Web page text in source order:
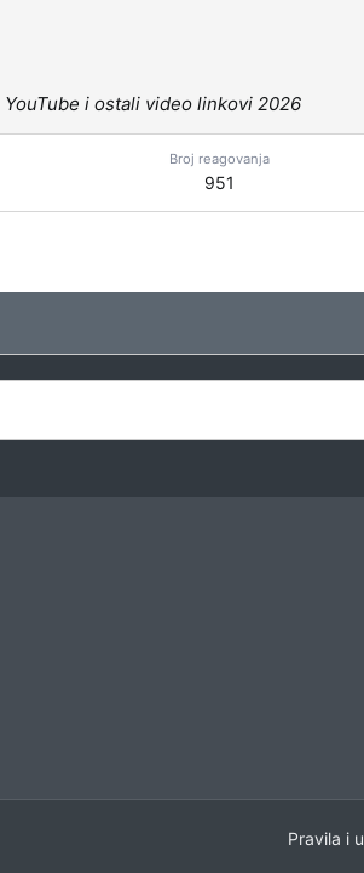
YouTube i ostali video linkovi 2026
Broj reagovanja
951
Pravila i